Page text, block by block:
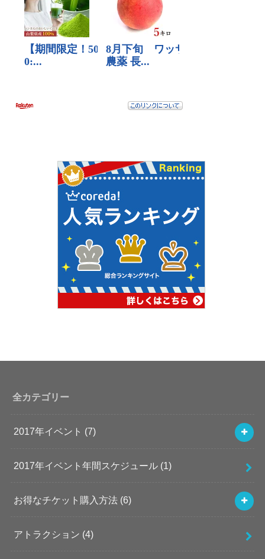
全カテゴリー
2017年イベント (7)
2017年イベント年間スケジュール (1)
お得なチケット購入方法 (6)
アトラクション (4)